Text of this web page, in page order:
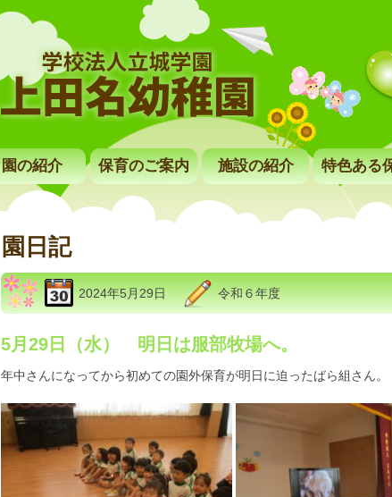
園の紹介 保育のご案内 施設の紹介 特色ある
園日記
2024年5月29日 令和６年度
5月29日（水） 明日は服部牧場へ。
年中さんになってから初めての園外保育が明日に迫ったばら組さん。